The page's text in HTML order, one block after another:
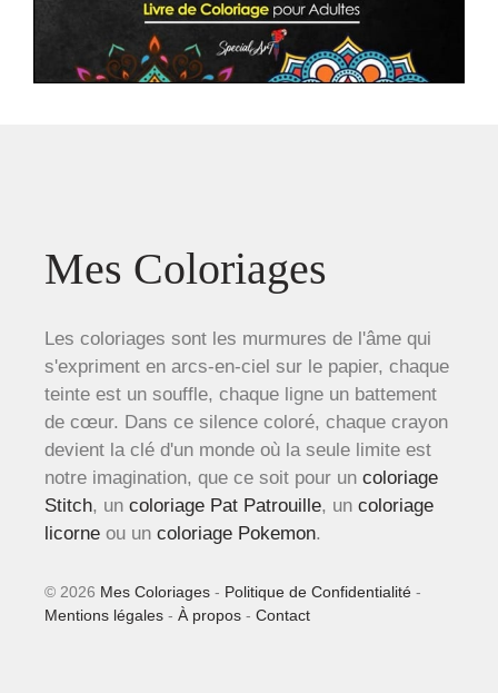
Mes Coloriages
Les coloriages sont les murmures de l'âme qui
s'expriment en arcs-en-ciel sur le papier, chaque
teinte est un souffle, chaque ligne un battement
de cœur. Dans ce silence coloré, chaque crayon
devient la clé d'un monde où la seule limite est
notre imagination, que ce soit pour un coloriage
Stitch, un coloriage Pat Patrouille, un coloriage
licorne ou un coloriage Pokemon.
© 2026 Mes Coloriages - Politique de Confidentialité -
Mentions légales - À propos - Contact